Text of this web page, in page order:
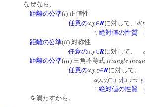
なぜなら、
距離の公準(i) 正値性
任意のx,y∈Rに対して、 d(
∵絶対値の性質 |
距離の公準(ii) 対称性
任意のx,y∈Rに対して、
距離の公準(iii) 三角不等式 triangle
任意のx,y,z∈Rに対して、
d(x,y)=|x-y||x-z+z-y|
∵絶対値の性質 |
を満たすから。